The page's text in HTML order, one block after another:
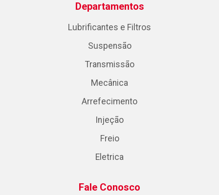
Departamentos
Lubrificantes e Filtros
Suspensão
Transmissão
Mecânica
Arrefecimento
Injeção
Freio
Eletrica
Fale Conosco